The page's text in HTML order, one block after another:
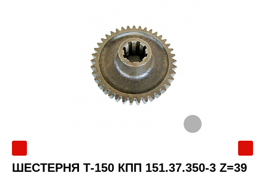
ШЕСТЕРНЯ Т-150 КПП 151.37.350-3 Z=39